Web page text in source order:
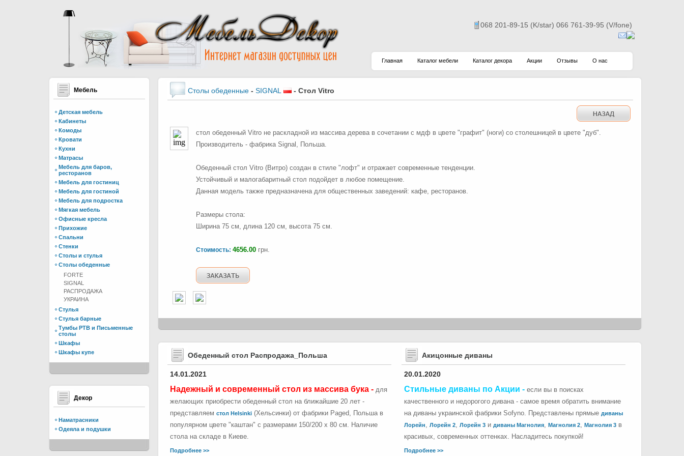
068 201-89-15 (K/star) 066 761-39-95 (V/fone)
Главная Каталог мебели Каталог декора Акции Отзывы О нас
Мебель
Детская мебель
Кабинеты
Комоды
Кровати
Кухни
Матрасы
Мебель для баров,
ресторанов
Мебель для гостиниц
Мебель для гостиной
Мебель для подростка
Мягкая мебель
Офисные кресла
Прихожие
Спальни
Стенки
Столы и стулья
Столы обеденные
FORTE
SIGNAL
РАСПРОДАЖА
УКРАИНА
Стулья
Стулья барные
Тумбы РТВ и Письменные
столы
Шкафы
Шкафы купе
Декор
Наматрасники
Одеяла и подушки
Столы обеденные - SIGNAL - Стол Vitro
стол обеденный Vitro не раскладной из массива дерева в сочетании с мдф в цвете "графит" (ноги) со столешницей в цвете "дуб".
Производитель - фабрика Signal, Польша.
Обеденный стол Vitro (Витро) создан в стиле "лофт" и отражает современные тенденции.
Устойчивый и малогабаритный стол подойдет в любое помещение.
Данная модель также предназначена для общественных заведений: кафе, ресторанов.
Размеры стола:
Ширина 75 см, длина 120 см, высота 75 см.
Стоимость: 4656.00 грн.
Обеденный стол Распродажа_Польша
14.01.2021
Надежный и современный стол из массива бука - для
желающих приобрести обеденный стол на ближайшие 20 лет -
представляем стол Helsinki (Хельсинки) от фабрики Paged, Польша в
популярном цвете "каштан" с размерами 150/200 х 80 см. Наличие
стола на складе в Киеве.
Подробнее >>
Акицонные диваны
20.01.2020
Стильные диваны по Акции - если вы в поисках
качественного и недорогого дивана - самое время обратить внимание
на диваны украинской фабрики Sofyno. Представлены прямые диваны
Лорейн, Лорейн 2, Лорейн 3 и диваны Магнолия, Магнолия 2, Магнолия 3 в
красивых, современных оттенках. Насладитесь покупкой!
Подробнее >>